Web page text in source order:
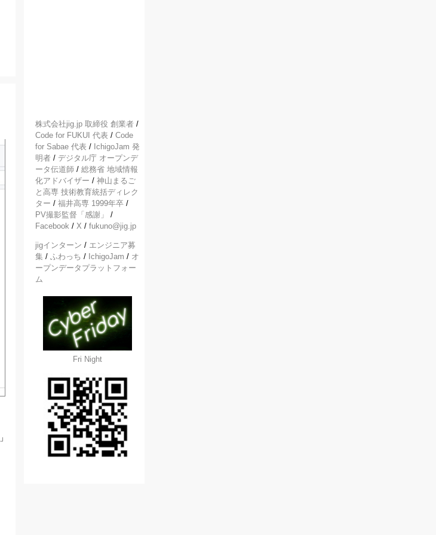
」
株式会社jig.jp 取締役 創業者 /
Code for FUKUI 代表 / Code
for Sabae 代表 / IchigoJam 発
明者 / デジタル庁 オープンデ
ータ伝道師 / 総務省 地域情報
化アドバイザー / 神山まるご
と高専 技術教育統括ディレク
ター / 福井高専 1999年卒 /
PV撮影監督「感謝」
/
Facebook / X / fukuno@jig.jp
jigインターン / エンジニア募
集 / ふわっち / IchigoJam / オ
ープンデータプラットフォー
ム
Fri Night